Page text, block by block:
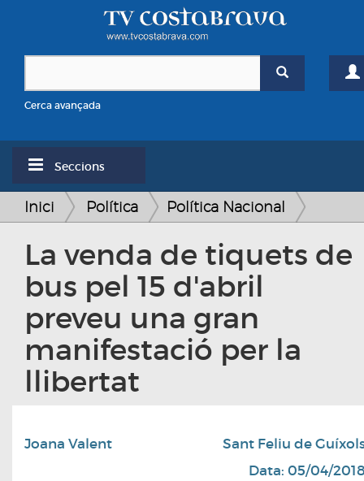
Cerca avançada
Seccions
Inici Política Política Nacional
La venda de tiquets de
bus pel 15 d'abril
preveu una gran
manifestació per la
llibertat
Joana Valent
Sant Feliu de
Data: 05/04/